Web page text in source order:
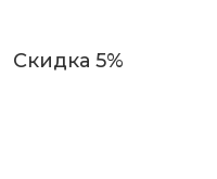
Скидка 5%